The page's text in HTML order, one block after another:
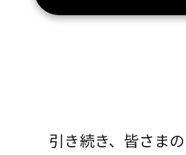
引き続き、皆さま